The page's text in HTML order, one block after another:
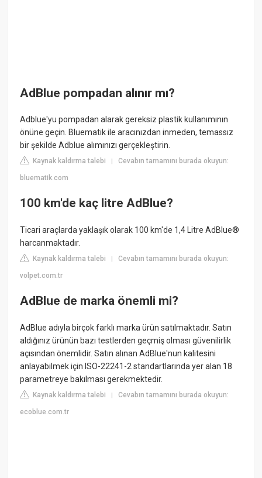
AdBlue pompadan alınır mı?
Adblue'yu pompadan alarak gereksiz plastik kullanımının
önüne geçin. Bluematik ile aracınızdan inmeden, temassız
bir şekilde Adblue alımınızı gerçekleştirin.
Kaynak kaldırma talebi |Cevabın tamamını burada okuyun:
bluematik.com
100 km'de kaç litre AdBlue?
Ticari araçlarda yaklaşık olarak 100 km'de 1,4 Litre AdBlue®
harcanmaktadır.
Kaynak kaldırma talebi |Cevabın tamamını burada okuyun:
volpet.com.tr
AdBlue de marka önemli mi?
AdBlue adıyla birçok farklı marka ürün satılmaktadır. Satın
aldığınız ürünün bazı testlerden geçmiş olması güvenilirlik
açısından önemlidir. Satın alınan AdBlue'nun kalitesini
anlayabilmek için ISO-22241-2 standartlarında yer alan 18
parametreye bakılması gerekmektedir.
Kaynak kaldırma talebi |Cevabın tamamını burada okuyun:
ecoblue.com.tr